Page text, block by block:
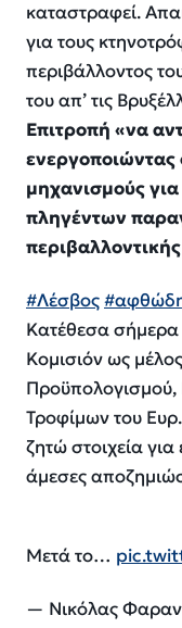
καταστραφεί.
για τους
περιβάλλοντος
του απ’ τις
Επιτροπή «να
ενεργοποιώντας
μηχανισμούς
πληγέντων
#Λέσβος
Κατέθεσα
Κομισιόν ως
Προϋπολογισμού,
Τροφίμων του
ζητώ στοιχεία
άμεσες
Μετά το…
— Νικόλας